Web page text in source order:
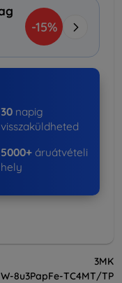
-15%
30 napig
visszaküldheted
5000+ áruátvételi
hely
3MK
W-8u3PapFe-TC4MT/TP